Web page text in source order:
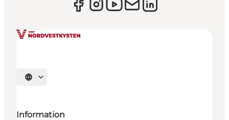
Sprache auswählen
Information